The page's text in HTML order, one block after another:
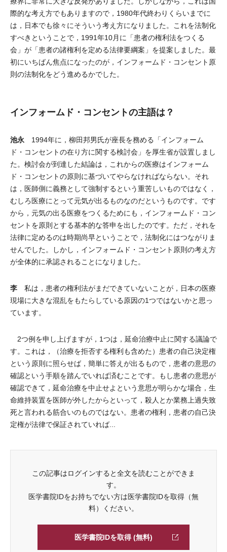
際的な考え方でもありますので，1980年代終わりくらいまでに
は，日本でも徐々にそういう考え方になりました。これを法制化
すべきということで，1991年10月に「患者の権利法をつくる
会」が「患者の諸権利を定める法律要綱案」を提案しました。最
初にいちばん焦点になったのが，インフォームド・コンセント原
則の法制化をどう進めるかでした。
インフォームド・コンセントの主語は？
池永 1994年に，柳田邦男氏が座長を務める「インフォーム
ド・コンセントの在り方に関する検討会」を厚生省が設置しまし
た。検討会が到達した結論は，これからの医療はインフォーム
ド・コンセントの原則に基づいてやらなければならない。それ
は，医師側に義務として強制するという重苦しいものではなく，
むしろ医療にとって元気が出るものなのだというものです。です
から，元気の出る医療をつくるためにも，インフォームド・コン
セントを原則とする基本的な答申を出したのです。ただ，それを
法律に定めるのは時期尚早ということで，法制化にはつながりま
せんでした。しかし，インフォームド・コンセント原則の考え方
が全体的に承認されることになりました。
李 私は，患者の権利法がまだできていないことが，日本の医療
現場に大きな混乱をもたらしている原因の1つではないかと思っ
ています。
2つ例を申し上げますが，1つは，延命治療中止に関する議論で
す。これは，（治療を拒否する権利も含めた）患者の自己決定権
という原則に照らせば，簡単に答えが出るもので，患者の意思の
確認という手順を踏んでいれば済むことです。もし患者の意思が
確認できて，延命治療を中止せよという意思が明らかな場合，生
命維持装置を医師が外したからといって，殺人とか業務上過失致
死と言われる筋合いのものではない。患者の権利，患者の自己決
定権が法律で保証されていれば...
この記事はログインすると全文を読むことができま
す。
医学書院IDをお持ちでない方は医学書院IDを取得（無
料）ください。
医学書院IDを取得 (無料)